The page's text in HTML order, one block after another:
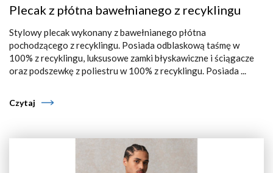
Plecak z płótna bawełnianego z recyklingu
Stylowy plecak wykonany z bawełnianego płótna
pochodzącego z recyklingu. Posiada odblaskową taśmę w
100% z recyklingu, luksusowe zamki błyskawiczne i ściągacze
oraz podszewkę z poliestru w 100% z recyklingu. Posiada ...
Czytaj